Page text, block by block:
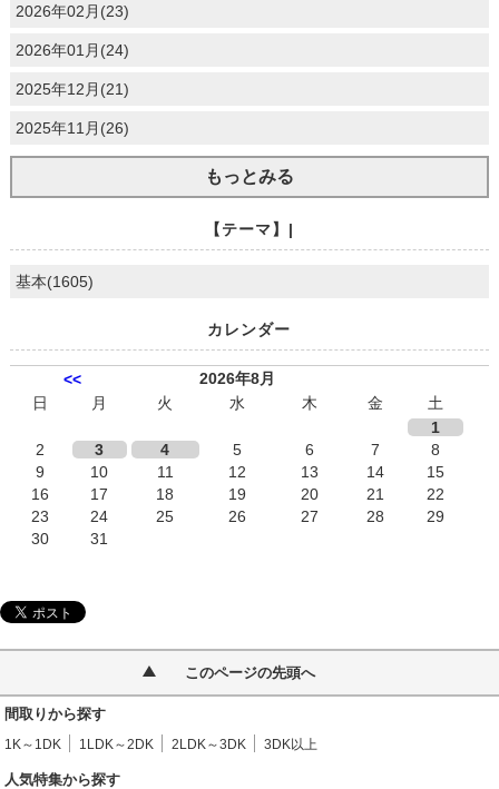
2026年02月(23)
2026年01月(24)
2025年12月(21)
2025年11月(26)
もっとみる
【テーマ】|
基本(1605)
カレンダー
<<
2026年8月
日
月 火 水 木 金
土
1
2
3 4 5 6 7
8
9
10 11 12 13 14
15
16
17 18 19 20 21
22
23
24 25 26 27 28
29
30
31
このページの先頭へ
間取りから探す
1K～1DK 1LDK～2DK 2LDK～3DK 3DK以上
人気特集から探す